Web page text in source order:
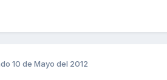
10 de Mayo del 2012